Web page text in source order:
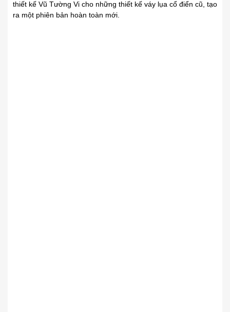
thiết kế Vũ Tường Vi cho những thiết kế váy lụa cổ điển cũ, tạo
ra một phiên bản hoàn toàn mới.